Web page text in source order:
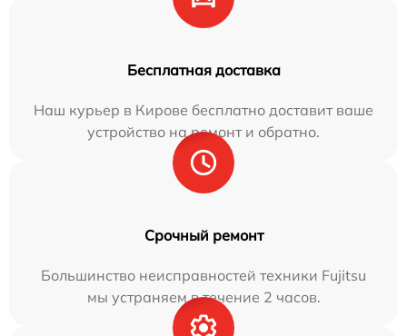
Бесплатная доставка
Наш курьер в Кирове бесплатно доставит ваше
устройство на ремонт и обратно.
Срочный ремонт
Большинство неисправностей техники Fujitsu
мы устраняем в течение 2 часов.